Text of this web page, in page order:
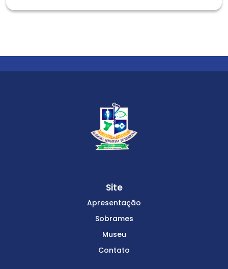
Site
Apresentação
Sobrames
Museu
Contato